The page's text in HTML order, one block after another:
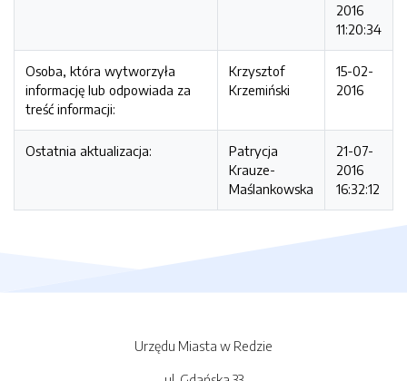
2016
11:20:34
Osoba, która wytworzyła
informację lub odpowiada za
treść informacji:
Krzysztof
Krzemiński
15-02-
2016
Ostatnia aktualizacja:
Patrycja
Krauze-
Maślankowska
21-07-
2016
16:32:12
Urzędu Miasta w Redzie